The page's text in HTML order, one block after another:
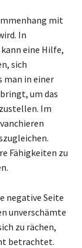
mit
In
eine Hilfe,
sich
man in einer
um das
Im
Fähigkeiten zu
negative Seite
unverschämte
zu rächen,
betrachtet.